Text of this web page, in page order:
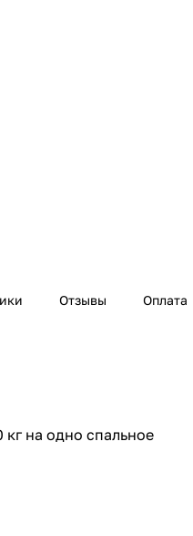
Отзывы Оплата
кг на одно спальное